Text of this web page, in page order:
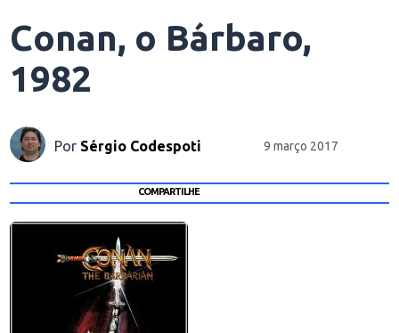
Conan, o Bárbaro,
1982
Por Sérgio Codespoti 9 março 2017
COMPARTILHE